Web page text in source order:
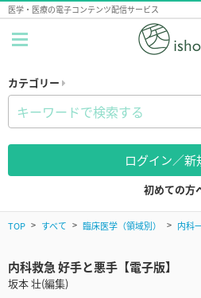
医学・医療の電子コンテンツ配信サービス
カテゴリー
ログイン／新
初めての方
TOP すべて 臨床医学（領域別） 内科
内科救急 好手と悪手【電子版】
坂本 壮(編集)